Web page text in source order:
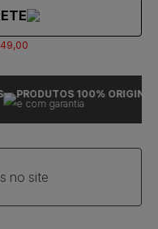
PRODUTOS 100% ORIGINAIS
e com garantia
no site